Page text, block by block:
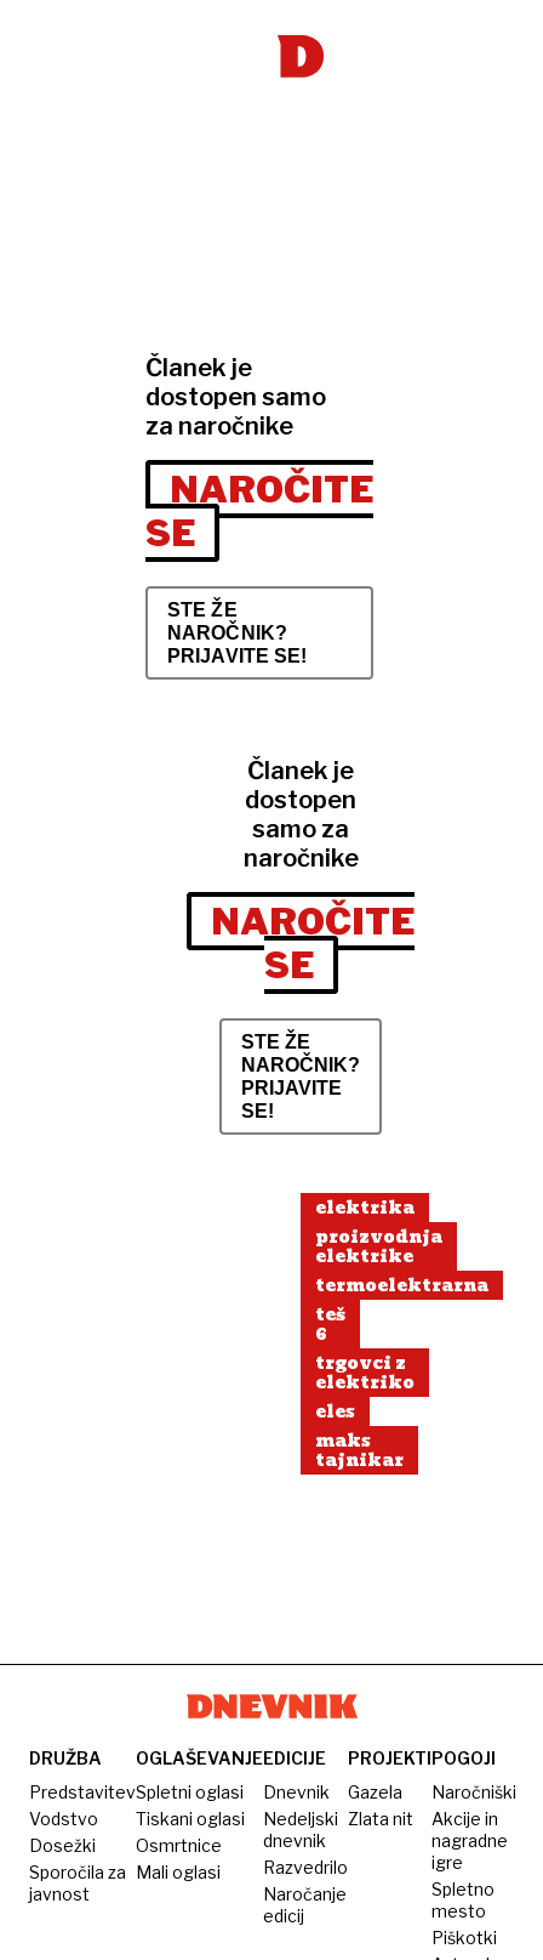
Članek je
dostopen samo
za naročnike
NAROČITE
SE
STE ŽE
NAROČNIK?
PRIJAVITE SE!
Članek je
dostopen
samo za
naročnike
NAROČITE
SE
STE ŽE
NAROČNIK?
PRIJAVITE
SE!
elektrika
proizvodnja
elektrike
termoelektrarna
teš
6
trgovci z
elektriko
eles
maks
tajnikar
DRUŽBA
Predstavitev
Vodstvo
Dosežki
Sporočila za
javnost
OGLAŠEVANJE
Spletni oglasi
Tiskani oglasi
Osmrtnice
Mali oglasi
EDICIJE
Dnevnik
Nedeljski
dnevnik
Razvedrilo
Naročanje
edicij
PROJEKTI
Gazela
Zlata nit
POGOJI
Naročniški
Akcije in
nagradne
igre
Spletno
mesto
Piškotki